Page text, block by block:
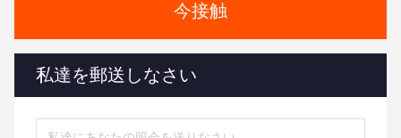
今接触
私達を郵送しなさい